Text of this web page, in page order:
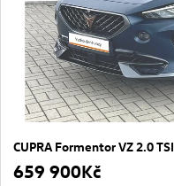
CUPRA Formentor VZ 2.0
659 900Kč